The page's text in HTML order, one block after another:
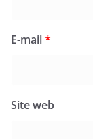
E-mail*
Site web